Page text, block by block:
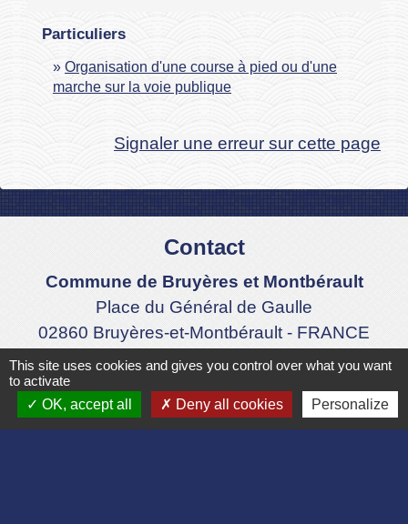
Particuliers
Organisation d'une course à pied ou d'une
marche sur la voie publique
Signaler une erreur sur cette page
Contact
Commune de Bruyères et Montbérault
Place du Général de Gaulle
02860 Bruyères-et-Montbérault - FRANCE
+33 3 23 24 74 77
Formulaire de contact
This site uses cookies and gives you control over what you want
to activate
OK, accept all
Deny all cookies Personalize